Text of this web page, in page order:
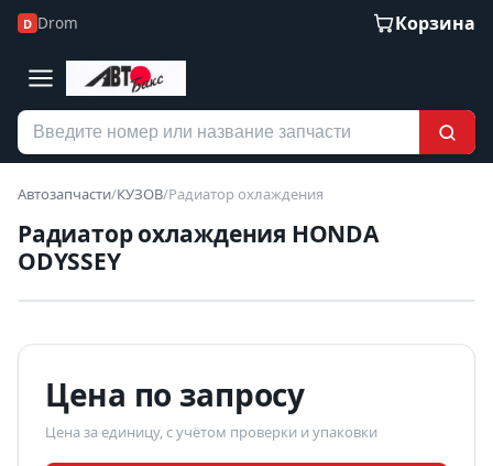
D Drom Корзина
Автозапчасти/КУЗОВ/Радиатор охлаждения
Радиатор охлаждения HONDA
ODYSSEY
фото уточняйте у менеджера
Цена по запросу
Цена за единицу, с учётом проверки и упаковки